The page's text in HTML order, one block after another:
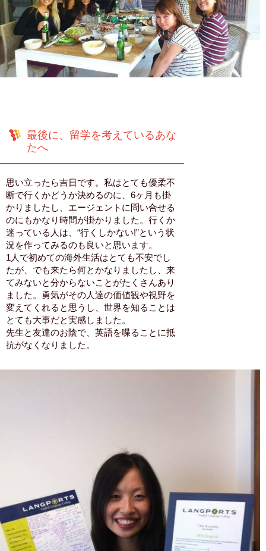
最後に、留学を考えているあな
たへ
思い立ったら吉日です。私はとても優柔不
断で行くかどうか決めるのに、6ヶ月も掛
かりましたし、エージェントに問い合せる
のにもかなり時間が掛かりました。行くか
迷っている人は、“行くしかない!”という状
況を作ってみるのも良いと思います。
1人で初めての海外生活はとても不安でし
たが、でも来たら何とかなりましたし、来
てみないと分からないことがたくさんあり
ました。勇気がその人達の価値観や視野を
変えてくれると思うし、世界を知ることは
とても大事だと実感しました。
先生と友達のお陰で、英語を喋ることに抵
抗がなくなりました。